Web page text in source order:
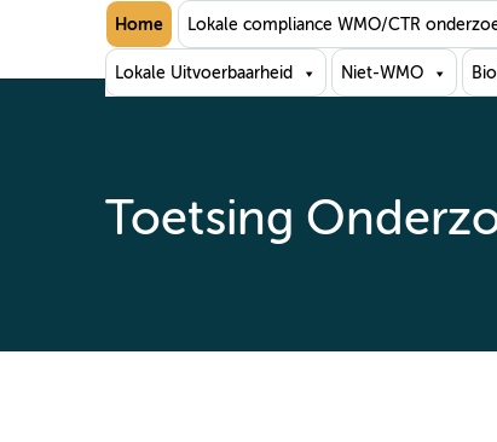
Home Lokale compliance WMO/CTR
Lokale Uitvoerbaarheid Niet-WMO
Toetsing